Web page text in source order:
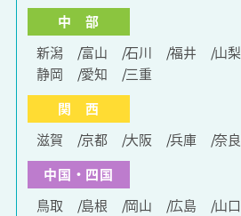
中 部
新潟
富山 石川 福井 山梨
静岡
愛知
三重
関 西
滋賀
京都 大阪 兵庫 奈良
中国・四国
鳥取
島根 岡山 広島 山口